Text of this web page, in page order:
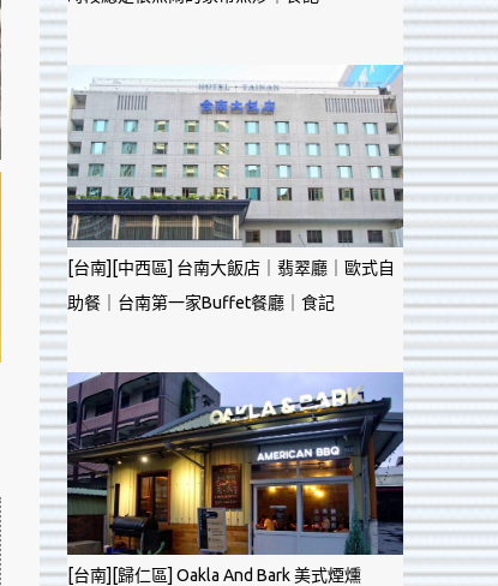
[台南][中西區] 台南大飯店｜翡翠廳｜歐式自
助餐｜台南第一家Buffet餐廳｜食記
[台南][歸仁區] Oakla And Bark 美式煙燻